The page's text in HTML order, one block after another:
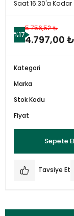
Saat 16:30'a Kadar
%17
5.756,52 ₺
4.797,00 ₺
Kategori
Marka
Stok Kodu
Fiyat
Sepete
Tavsiye Et